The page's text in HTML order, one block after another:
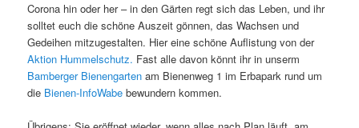
Corona hin oder her – in den Gärten regt sich das Leben, und ihr
solltet euch die schöne Auszeit gönnen, das Wachsen und
Gedeihen mitzugestalten. Hier eine schöne Auflistung von der
Aktion Hummelschutz. Fast alle davon könnt ihr in unserm
Bamberger Bienengarten am Bienenweg 1 im Erbapark rund um
die Bienen-InfoWabe bewundern kommen.